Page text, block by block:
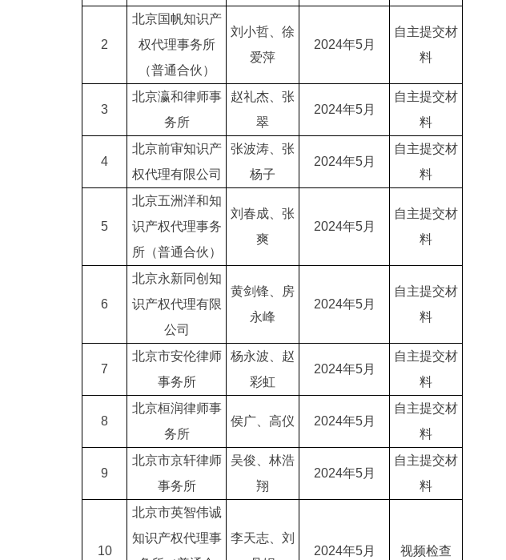
2
北京国帆知识产
权代理事务所
（普通合伙）
刘小哲、徐
爱萍
2024年5月
自主提交材
料
3
北京瀛和律师事
务所
赵礼杰、张
翠
2024年5月
自主提交材
料
4
北京前审知识产
权代理有限公司
张波涛、张
杨子
2024年5月
自主提交材
料
5
北京五洲洋和知
识产权代理事务
所（普通合伙）
刘春成、张
爽
2024年5月
自主提交材
料
6
北京永新同创知
识产权代理有限
公司
黄剑锋、房
永峰
2024年5月
自主提交材
料
7
北京市安伦律师
事务所
杨永波、赵
彩虹
2024年5月
自主提交材
料
8
北京桓润律师事
务所
侯广、高仪 2024年5月
自主提交材
料
9
北京市京轩律师
事务所
吴俊、林浩
翔
2024年5月
自主提交材
料
10
北京市英智伟诚
知识产权代理事
李天志、刘
2024年5月 视频检查